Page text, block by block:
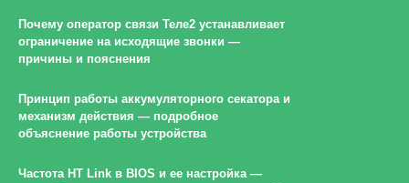
Почему оператор связи Теле2 устанавливает
ограничение на исходящие звонки —
причины и пояснения
Принцип работы аккумуляторного секатора и
механизм действия — подробное
объяснение работы устройства
Частота HT Link в BIOS и ее настройка —